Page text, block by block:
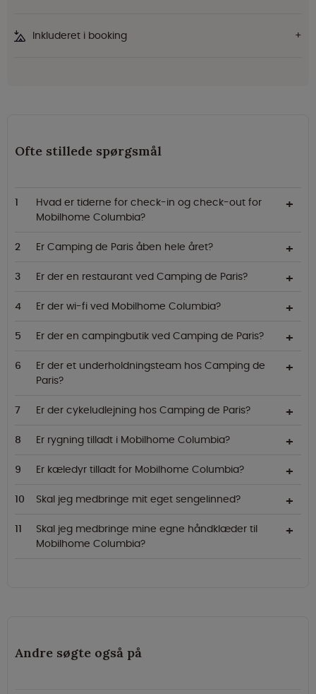
Inkluderet i booking
Ofte stillede spørgsmål
Hvad er tiderne for check-in og check-out for
Mobilhome Columbia?
Er Camping de Paris åben hele året?
Er der en restaurant ved Camping de Paris?
Er der wi-fi ved Mobilhome Columbia?
Er der en campingbutik ved Camping de Paris?
Er der et underholdningsteam hos Camping de
Paris?
Er der cykeludlejning hos Camping de Paris?
Er rygning tilladt i Mobilhome Columbia?
Er kæledyr tilladt for Mobilhome Columbia?
Skal jeg medbringe mit eget sengelinned?
Skal jeg medbringe mine egne håndklæder til
Mobilhome Columbia?
Andre søgte også på